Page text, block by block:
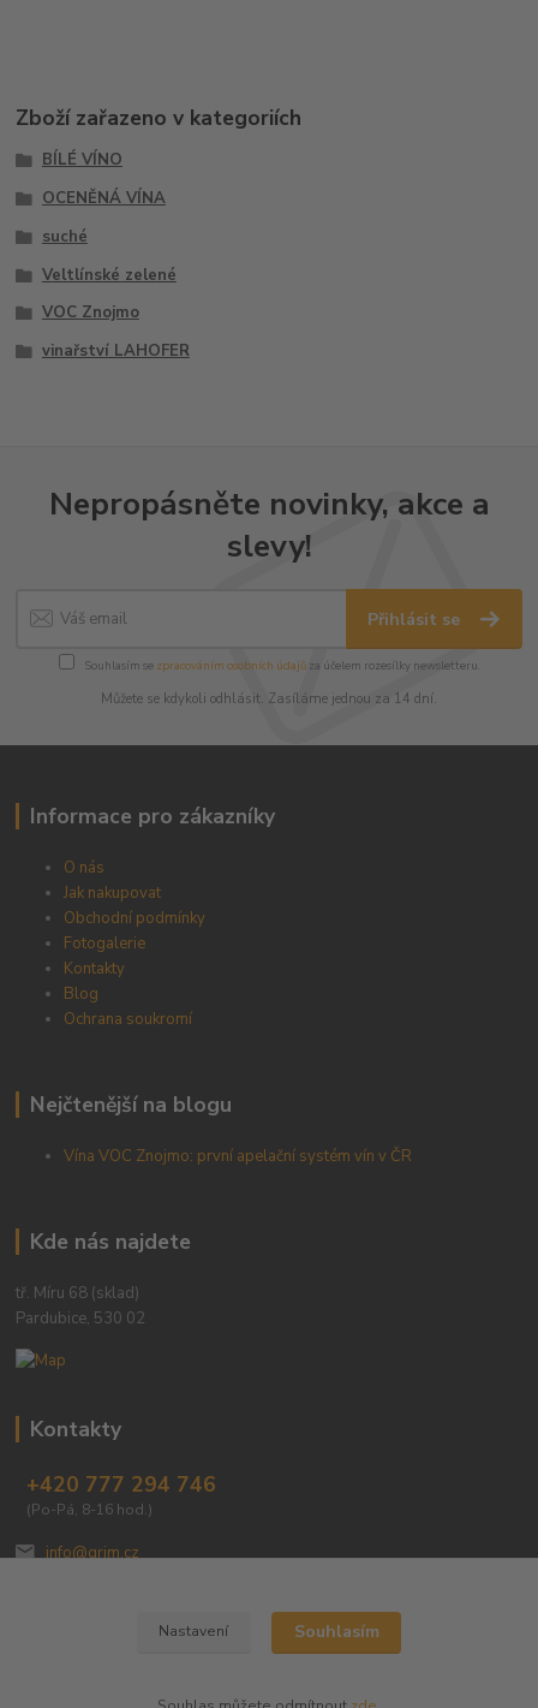
Zboží zařazeno v kategoriích
BÍLÉ VÍNO
OCENĚNÁ VÍNA
suché
Veltlínské zelené
VOC Znojmo
vinařství LAHOFER
Nepropásněte novinky, akce a
slevy!
Přihlásit se
Souhlasím se zpracováním osobních údajůza účelem rozesílky newsletteru.
Můžete se kdykoli odhlásit. Zasíláme jednou za 14 dní.
Informace pro zákazníky
O nás
Jak nakupovat
Obchodní podmínky
Fotogalerie
Kontakty
Blog
Ochrana soukromí
Nejčtenější na blogu
Vína VOC Znojmo: první apelační systém vín v ČR
Kde nás najdete
tř. Míru 68 (sklad)
Pardubice, 530 02
Kontakty
+420 777 294 746
(Po-Pá, 8-16 hod.)
info@grim.cz
Nastavení Souhlasím